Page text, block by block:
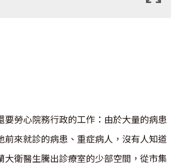
勞心院務行政的工作：由於大量的病患
來就診的病患、重症病人，沒有人知道
衛醫生騰出診療室的少部空間，從市集